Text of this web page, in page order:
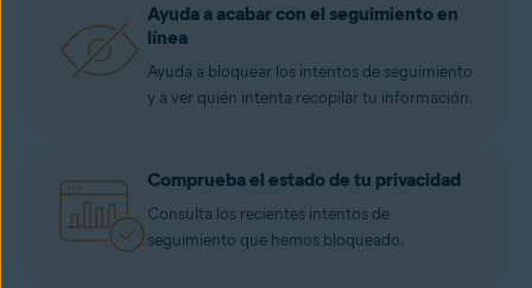
Ayuda a acabar con el seguimiento en
línea
Ayuda a bloquear los intentos de seguimiento
y a ver quién intenta recopilar tu información.
Comprueba el estado de tu privacidad
Consulta los recientes intentos de
seguimiento que hemos bloqueado.